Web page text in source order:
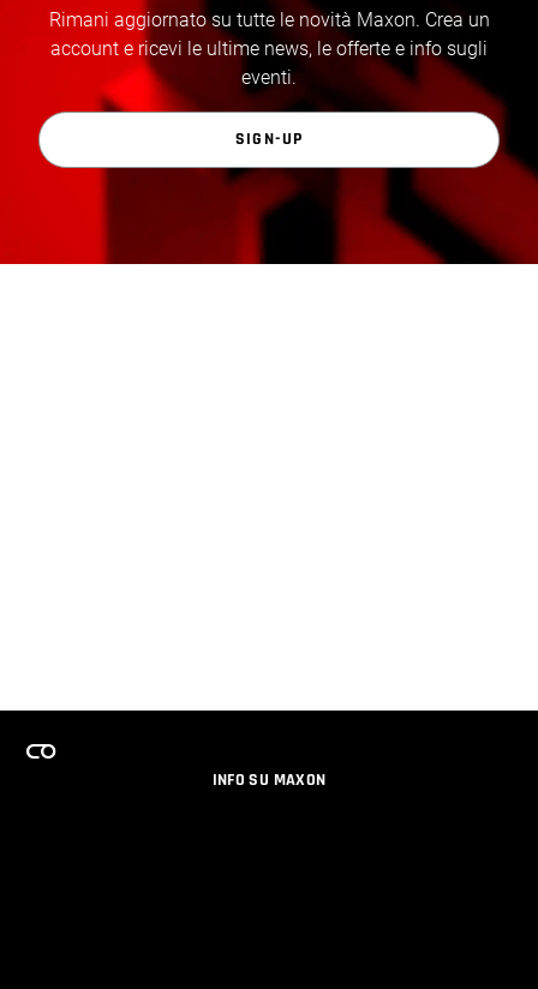
Rimani aggiornato su tutte le novità Maxon. Crea un
account e ricevi le ultime news, le offerte e info sugli
eventi.
SIGN-UP
INFO SU MAXON